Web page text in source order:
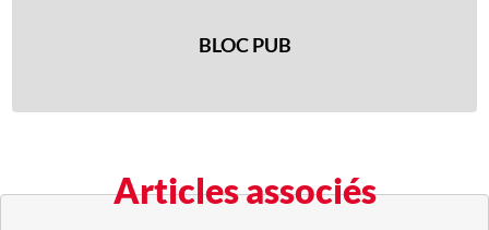
BLOC PUB
Articles associés